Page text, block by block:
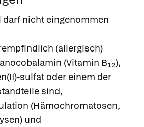
darf nicht eingenommen
(allergisch)
(Vitamin B12),
sulfat oder einem der
sind,
(Hämochromatosen,
und